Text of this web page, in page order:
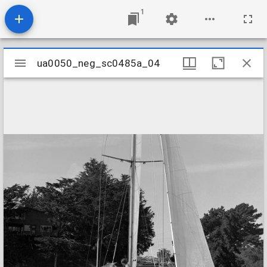
1
Mirador
viewer
ua0050_neg_sc0485a_04
ua0050_neg_sc0485a_04